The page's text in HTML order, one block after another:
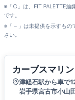
※「○」は、FIT PALETTE編
です。
※「－」は未提供を示すもの
さい。
カーブスマリ
津軽石駅から車で
岩手県宮古市小山